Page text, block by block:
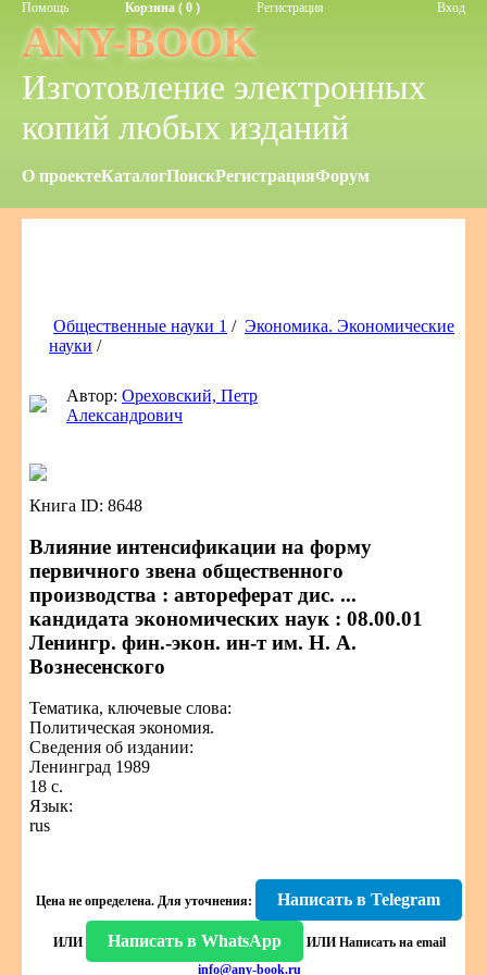
Помощь Корзина ( 0 ) Регистрация Вход
ANY-BOOK
Изготовление электронных
копий любых изданий
О проектеКаталогПоискРегистрацияФорум
Общественные науки 1 / Экономика. Экономические
науки /
Автор:Ореховский, Петр
Александрович
Книга ID: 8648
Влияние интенсификации на форму
первичного звена общественного
производства : автореферат дис. ...
кандидата экономических наук : 08.00.01
Ленингр. фин.-экон. ин-т им. Н. А.
Вознесенского
Тематика, ключевые слова:
Политическая экономия.
Сведения об издании:
Ленинград 1989
18 с.
Язык:
rus
Цена не определена. Для уточнения: Написать в Telegram
ИЛИ Написать в WhatsApp ИЛИ Написать на email
info@any-book.ru